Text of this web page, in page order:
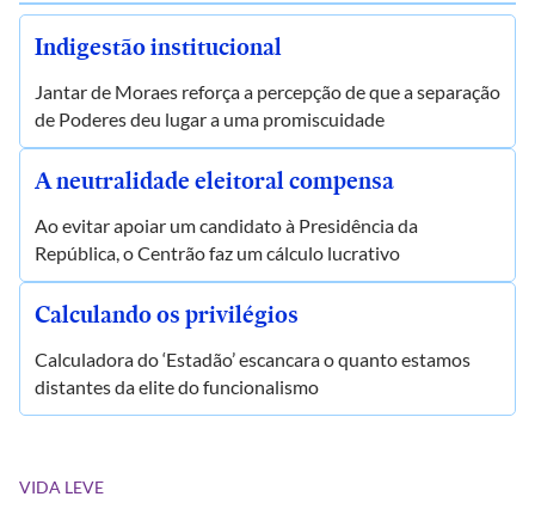
Indigestão institucional
Jantar de Moraes reforça a percepção de que a separação
de Poderes deu lugar a uma promiscuidade
A neutralidade eleitoral compensa
Ao evitar apoiar um candidato à Presidência da
República, o Centrão faz um cálculo lucrativo
Calculando os privilégios
Calculadora do ‘Estadão’ escancara o quanto estamos
distantes da elite do funcionalismo
VIDA LEVE